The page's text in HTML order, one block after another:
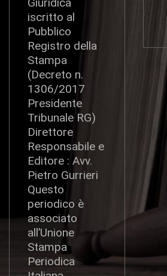
Giuridica
iscritto al
Pubblico
Registro della
Stampa
(Decreto n.
1306/2017
Presidente
Tribunale RG)
Direttore
Responsabile e
Editore : Avv.
Pietro Gurrieri
Questo
periodico è
associato
all’Unione
Stampa
Periodica